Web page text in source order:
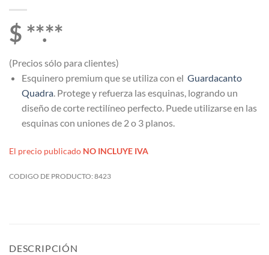
$ **.**
(Precios sólo para clientes)
Esquinero premium que se utiliza con el Guardacanto
Quadra. Protege y refuerza las esquinas, logrando un
diseño de corte rectilíneo perfecto. Puede utilizarse en las
esquinas con uniones de 2 o 3 planos.
El precio publicado NO INCLUYE IVA
CODIGO DE PRODUCTO: 8423
DESCRIPCIÓN